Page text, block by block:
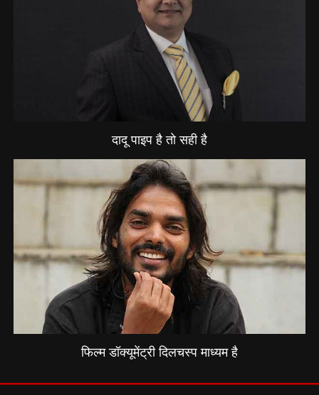
दादू पाइप है तो सही है
फिल्म डॉक्यूमेंट्री दिलचस्प माध्यम है